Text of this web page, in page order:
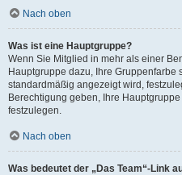
Nach oben
Was ist eine Hauptgruppe?
Wenn Sie Mitglied in mehr als einer
Hauptgruppe dazu, Ihre
standardmäßig angezeigt wird,
Berechtigung geben, Ihre
festzulegen.
Nach oben
Was bedeutet der „Das Team“-Link